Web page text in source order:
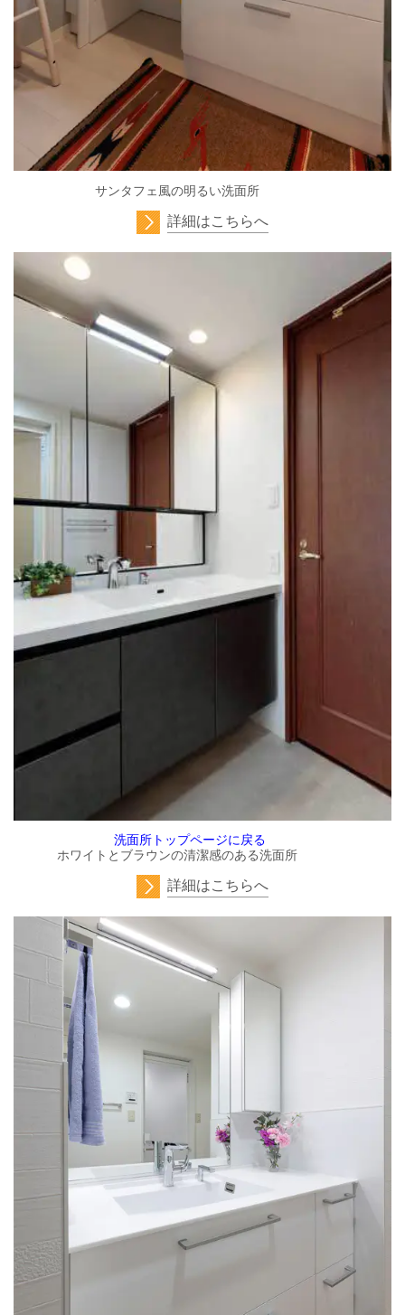
サンタフェ風の明るい洗面所
詳細はこちらへ
洗面所トップページに戻る
ホワイトとブラウンの清潔感のある洗面所
詳細はこちらへ